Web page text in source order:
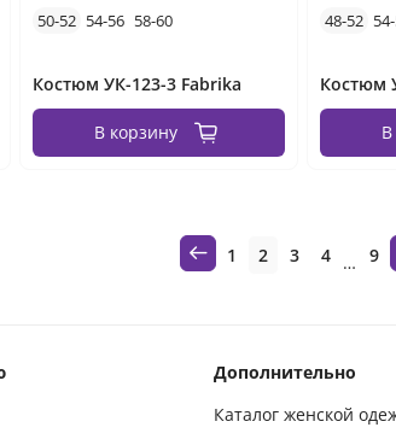
50-52 54-56 58-60
Костюм УК-123-3 Fabrika
В корзину
48-52
Костюм
В
1 2 3 4 … 9
Дополнительно
Каталог женской